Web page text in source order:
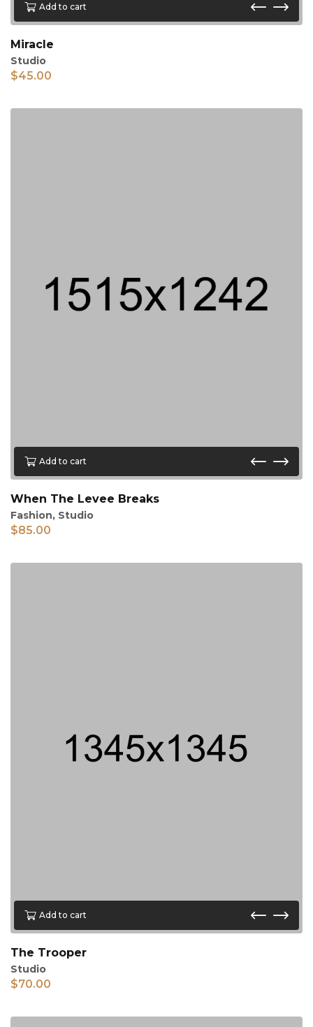
Add to cart
Miracle
Studio
$45.00
Add to cart
When The Levee Breaks
Fashion, Studio
$85.00
Add to cart
The Trooper
Studio
$70.00